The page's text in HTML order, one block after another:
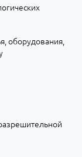
оборудования,